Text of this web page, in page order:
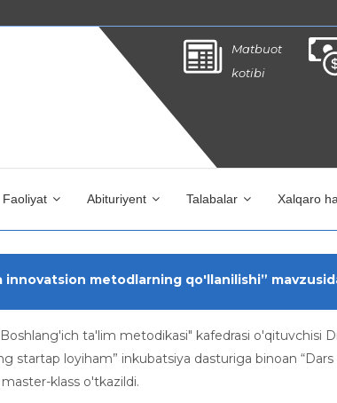
Matbuot
kotibi
Faoliyat Abituriyent Talabalar Xalqaro
innovatsion metodlarning qo'llanilishi”
ta'lim metodikasi" kafedrasi o'qituvchisi
startap loyiham” inkubatsiya dasturiga binoan
klass o'tkazildi.